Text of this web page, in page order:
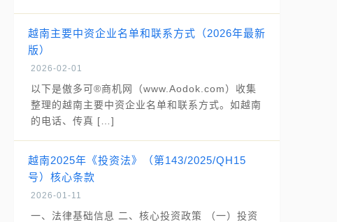
越南主要中资企业名单和联系方式（2026年最新
版）
2026-02-01
以下是傲多可®商机网（www.Aodok.com）收集
整理的越南主要中资企业名单和联系方式。如越南
的电话、传真 […]
越南2025年《投资法》（第143/2025/QH15
号）核心条款
2026-01-11
一、法律基础信息 二、核心投资政策 （一）投资